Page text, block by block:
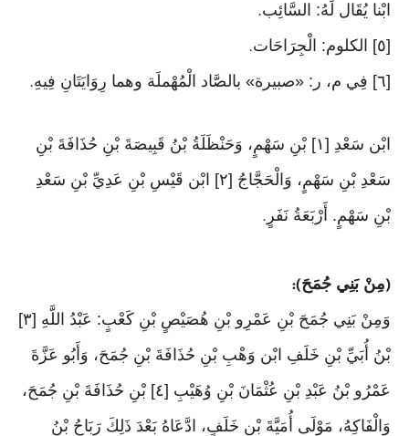
ابْنا يُقَال لَهُ: السَّائِب.
[٥] الكلوم: الْجِرَاحَات .
[٦] فِي م، ر: «صبيرة» بالصَّاد الْمُهْملَة وهما رِوَايَتَانِ فِيهِ .
ابْن سَعْدِ [١] بْنِ سَهْمٍ، وَحَنْظَلَةُ بْنُ قَبِيصَةَ بْنِ حُذَافَةَ بْنِ
سَعْدِ بْنِ سَهْمٍ، وَالْحَجَّاجُ [٢] ابْن قَيْسِ بْنِ عَدِيِّ بْنِ سَعْدِ
بْنِ سَهْمٍ. أَرْبَعَةُ نَفَرٍ .
(مِنْ بَنِي جُمَحَ):
وَمِنْ بَنِي جُمَحَ بْنِ عَمْرِو بْنِ هُصَيْصٍ بْنِ كَعْبٍ: عَبْدُ اللَّهِ [٣]
بْنُ أُبَيِّ بْنِ خَلَفِ ابْن وَهْبِ بْنِ حُذَافَةَ بْنِ جُمَحَ، وَأَبُو عَزَّةَ
عَمْرُو بْنُ عَبْدِ بْنِ عُثْمَانَ بْنِ وُهَيْبِ [٤] بْنِ حُذَافَةَ بْنِ جُمَحَ،
وَالْفَاكِهُ، مَوْلَى أُمَيَّةَ بْنِ خَلَفٍ، ادَّعَاهُ بَعْدَ ذَلِكَ رَبَاحُ بْنُ